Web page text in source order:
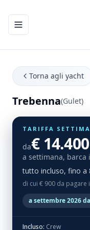
Apri/chiudi menu di
Torna agli yacht
Trebenna(Gulet)
TARIFFA
da€ 14.400
a settimana, barca
tutto incluso, fino a
di cui € 900 da pagare
a settembre 2026
Incluso: Crew